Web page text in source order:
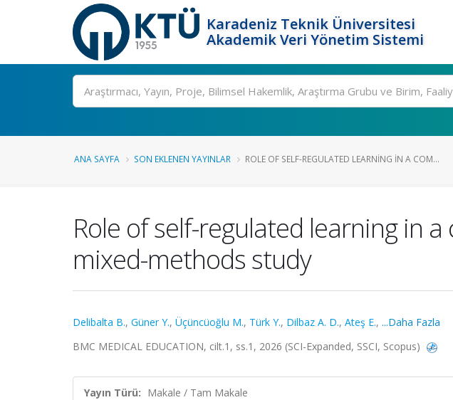
Karadeniz Teknik Üniversitesi
Akademik Veri Yönetim Sistemi
Ara
ANA SAYFA SON EKLENEN YAYINLAR ROLE OF SELF-REGULATED LEARNING IN A COM...
Role of self-regulated learning in
mixed-methods study
Delibalta B., Güner Y., Üçüncüoğlu M., Türk Y., Dilbaz A. D., Ateş E., ...Daha Fazla
BMC MEDICAL EDUCATION, cilt.1, ss.1, 2026 (SCI-Expanded, SSCI, Scopus)
Yayın Türü: Makale / Tam Makale